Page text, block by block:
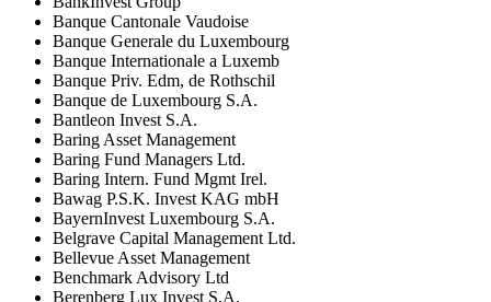
Banque Cantonale Vaudoise
Banque Generale du Luxembourg
Banque Internationale a Luxemb
Banque Priv. Edm, de Rothschil
Banque de Luxembourg S.A.
Bantleon Invest S.A.
Baring Asset Management
Baring Fund Managers Ltd.
Baring Intern. Fund Mgmt Irel.
Bawag P.S.K. Invest KAG mbH
BayernInvest Luxembourg S.A.
Belgrave Capital Management Ltd.
Bellevue Asset Management
Benchmark Advisory Ltd
Berenberg Lux Invest S.A.